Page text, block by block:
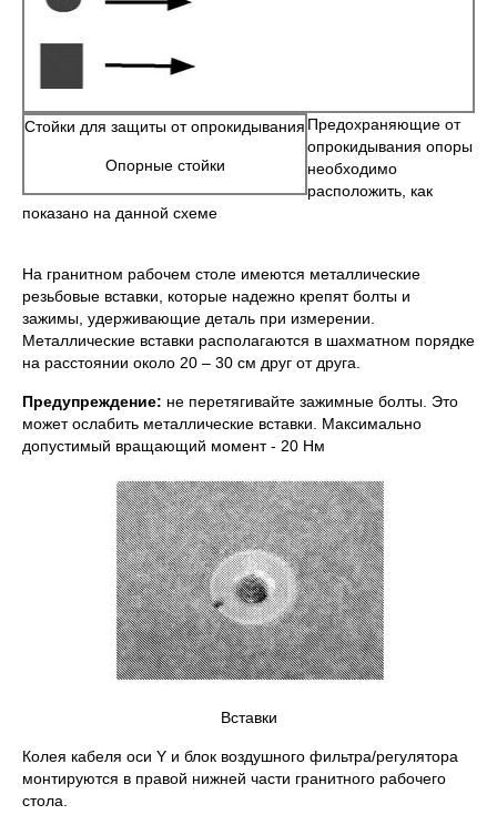
Стойки для защиты от опрокидывания
Опорные стойки
Предохраняющие от
опрокидывания опоры
необходимо
расположить, как
показано на данной схеме
На гранитном рабочем столе имеются металлические
резьбовые вставки, которые надежно крепят болты и
зажимы, удерживающие деталь при измерении.
Металлические вставки располагаются в шахматном порядке
на расстоянии около 20 – 30 см друг от друга.
Предупреждение: не перетягивайте зажимные болты. Это
может ослабить металлические вставки. Максимально
допустимый вращающий момент - 20 Нм
Вставки
Колея кабеля оси Y и блок воздушного фильтра/регулятора
монтируются в правой нижней части гранитного рабочего
стола.